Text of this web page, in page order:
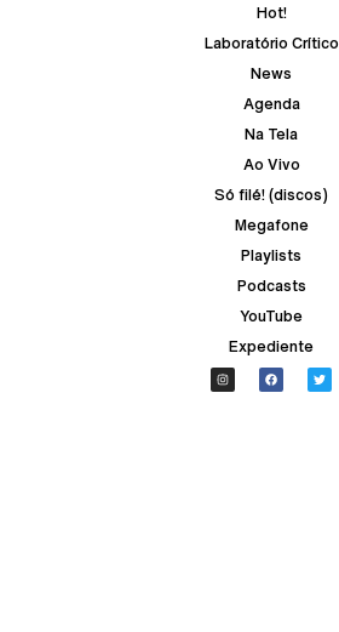
Hot!
Laboratório Crítico
News
Agenda
Na Tela
Ao Vivo
Só filé! (discos)
Megafone
Playlists
Podcasts
YouTube
Expediente